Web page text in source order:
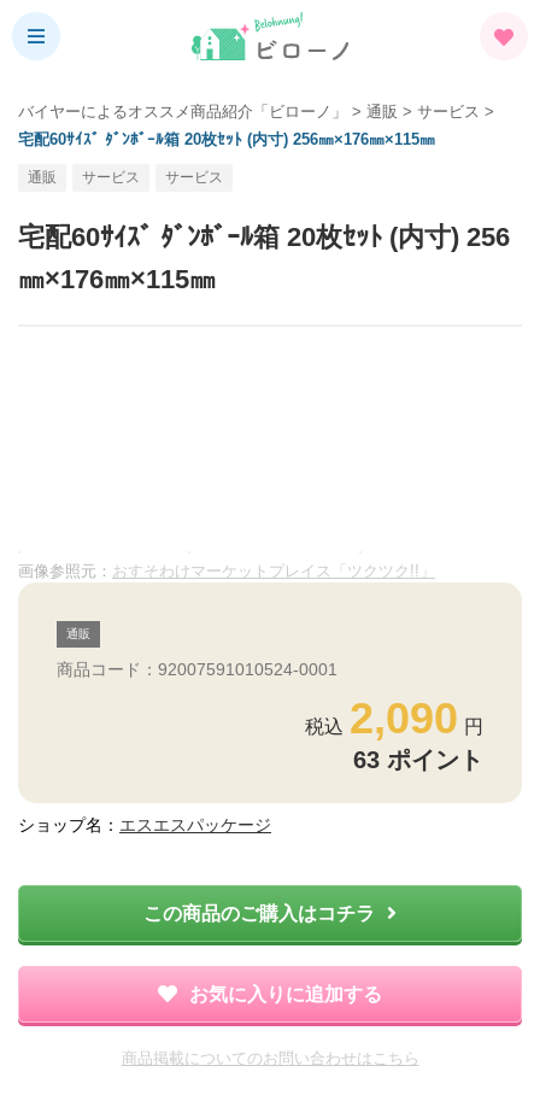
バイヤーによるオススメ商品紹介「ビローノ」 > 通販 > サービス >
宅配60ｻｲｽﾞ ﾀﾞﾝﾎﾞｰﾙ箱 20枚ｾｯﾄ (内寸) 256㎜×176㎜×115㎜
通販 サービス サービス
宅配60ｻｲｽﾞ ﾀﾞﾝﾎﾞｰﾙ箱 20枚ｾｯﾄ (内寸) 256
㎜×176㎜×115㎜
画像参照元： おすそわけマーケットプレイス「ツクツク!!」
通販
商品コード：92007591010524-0001
2,090
63 ポイント
ショップ名： エスエスパッケージ
この商品のご購入はコチラ
お気に入りに追加する
商品掲載についてのお問い合わせはこちら